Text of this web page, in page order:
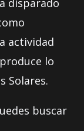
disparado
actividad
lo
Solares.
buscar